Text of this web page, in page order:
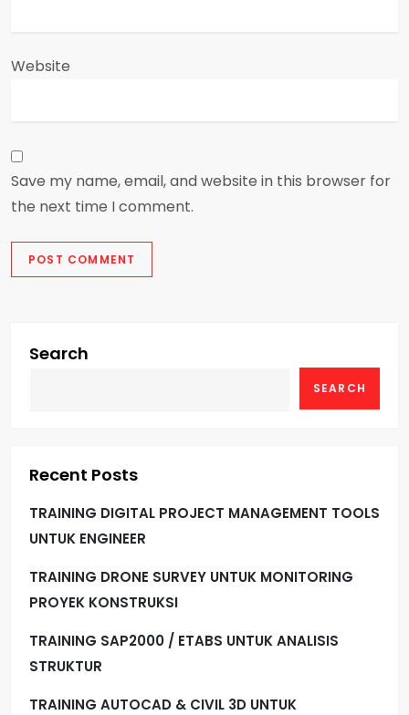
Website
Save my name, email, and website in this browser for
the next time I comment.
Search
SEARCH
Recent Posts
TRAINING DIGITAL PROJECT MANAGEMENT TOOLS
UNTUK ENGINEER
TRAINING DRONE SURVEY UNTUK MONITORING
PROYEK KONSTRUKSI
TRAINING SAP2000 / ETABS UNTUK ANALISIS
STRUKTUR
TRAINING AUTOCAD & CIVIL 3D UNTUK